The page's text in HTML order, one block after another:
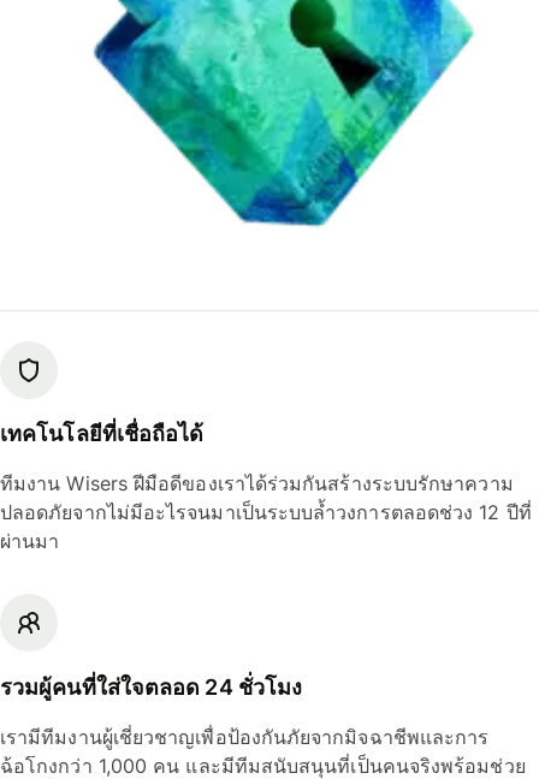
เทคโนโลยีที่เชื่อถือได้
ทีมงาน Wisers ฝีมือดีของเราได้ร่วมกันสร้างระบบรักษาความ
ปลอดภัยจากไม่มีอะไรจนมาเป็นระบบล้ำวงการตลอดช่วง 12 ปีที่
ผ่านมา
รวมผู้คนที่ใส่ใจตลอด 24 ชั่วโมง
เรามีทีมงานผู้เชี่ยวชาญเพื่อป้องกันภัยจากมิจฉาชีพและการ
ฉ้อโกงกว่า 1,000 คน และมีทีมสนับสนุนที่เป็นคนจริงพร้อมช่วย